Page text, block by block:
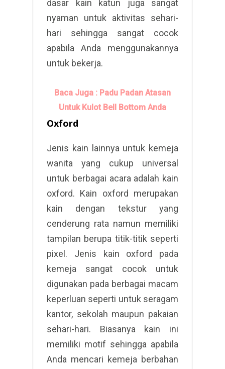
dasar kain katun juga sangat
nyaman untuk aktivitas sehari-
hari sehingga sangat cocok
apabila Anda menggunakannya
untuk bekerja.
Baca Juga : Padu Padan Atasan
Untuk Kulot Bell Bottom Anda
Oxford
Jenis kain lainnya untuk kemeja
wanita yang cukup universal
untuk berbagai acara adalah kain
oxford. Kain oxford merupakan
kain dengan tekstur yang
cenderung rata namun memiliki
tampilan berupa titik-titik seperti
pixel. Jenis kain oxford pada
kemeja sangat cocok untuk
digunakan pada berbagai macam
keperluan seperti untuk seragam
kantor, sekolah maupun pakaian
sehari-hari. Biasanya kain ini
memiliki motif sehingga apabila
Anda mencari kemeja berbahan